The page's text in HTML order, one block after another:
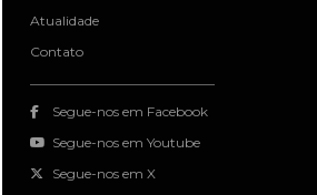
Atualidade
Contato
Segue-nos em Facebook
Segue-nos em Youtube
Segue-nos em X